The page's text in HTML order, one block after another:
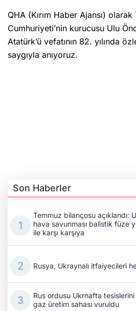
QHA (Kırım Haber Ajansı)
Cumhuriyeti’nin kurucusu Ulu
Atatürk’ü vefatının 82. yılında
saygıyla anıyoruz.
Son Haberler
Temmuz bilançosu açıklandı:
hava savunması balistik füze
ile karşı karşıya
Rusya, Ukraynalı itfaiyecileri
Rus ordusu Ukrnafta
gaz üretim sahası vuruldu